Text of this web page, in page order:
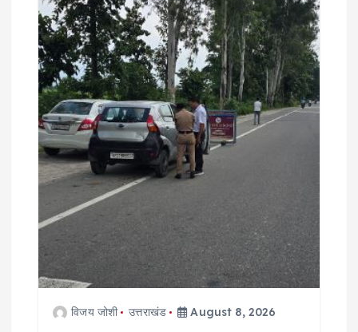
विजय जोशी उत्तराखंड August 8, 2026